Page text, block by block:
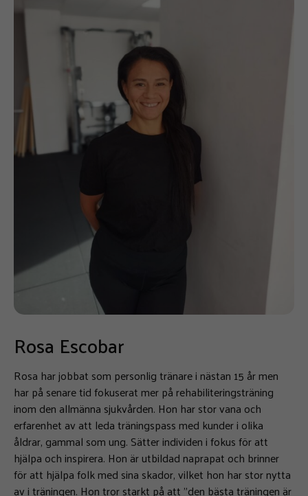
Rosa Escobar
Rosa har jobbat som personlig tränare i nästan 15 år men
har på senare tid fokuserat mer på rehabiliteringsträning
inom den allmänna sjukvården. Hon har stor vana och
erfarenhet av att leda träningspass med kunder i olika
åldrar, gammal som ung. Sätter individen i fokus för att
hjälpa och inspirera. Hon är utbildad naprapat och brinner
för att hjälpa folk med sina skador, vilket hon har stor nytta
av i träningen. Hon tror starkt på att ”den bästa träningen är